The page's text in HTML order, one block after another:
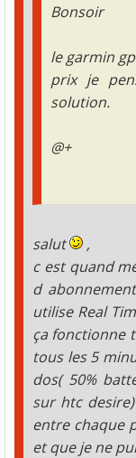
Bonsoir
le garmin
prix je
solution.
@+
salut
,
c est quand
d
utilise Real
ça fonctionne
tous les 5
dos( 50%
sur htc
entre chaque
et que je ne